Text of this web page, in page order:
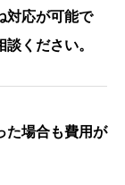
対応が可能で
ください。
た場合も費用が